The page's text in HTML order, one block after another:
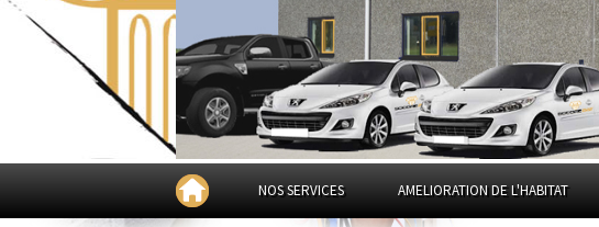
NOS SERVICES AMELIORATION DE L'HABITAT